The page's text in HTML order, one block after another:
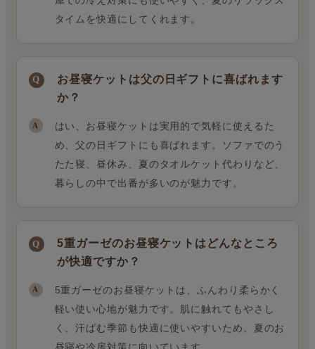
タイムを快適にしてくれます。
お昼寝ケットは父の日ギフトに喜ばれます
か？
はい、お昼寝ケットは実用的で気軽に使えるた
め、父の日ギフトにも喜ばれます。ソファでのう
たた寝、昼休み、夏のタオルケット代わりなど、
暮らしの中で出番が多いのが魅力です。
5重ガーゼのお昼寝ケットはどんなところ
が快適ですか？
5重ガーゼのお昼寝ケットは、ふんわり柔らかく
軽い使い心地が魅力です。肌に触れてもやさし
く、汗ばむ季節も快適に使いやすいため、夏のお